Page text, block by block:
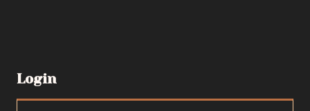
Login